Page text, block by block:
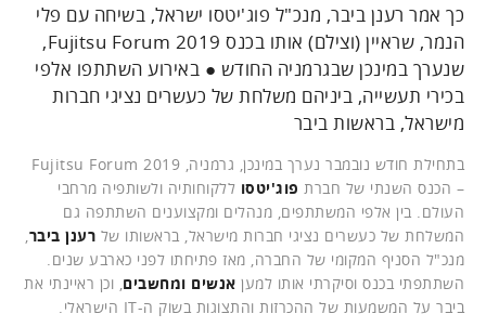
כך אמר רענן ביבר, מנכ"ל פוג'יטסו ישראל, בשיחה עם פלי
הנמר, שראיין (וצילם) אותו בכנס Fujitsu Forum 2019,
שנערך במינכן שבגרמניה החודש ● באירוע השתתפו אלפי
בכירי תעשייה, ביניהם משלחת של כעשרים נציגי חברות
מישראל, בראשות ביבר
בתחילת חודש נובמבר נערך במינכן, גרמניה, Fujitsu Forum 2019
– הכנס השנתי של חברת פוג'יטסו ללקוחותיה ולשותפיה מרחבי
העולם. בין אלפי המשתתפים, מנהלים ומקצוענים השתתפה גם
המשלחת של כעשרים נציגי חברות מישראל, בראשותו של רענן ביבר
מנכ"ל הסניף המקומי של החברה, מאז פתיחתו לפני כארבע שנים.
השתתפתי בכנס וסיקרתי אותו למען אנשים ומחשבים , וכן ראיינתי את
ביבר על המשמעות של ההכרזות והתצוגות בשוק ה-IT הישראלי.